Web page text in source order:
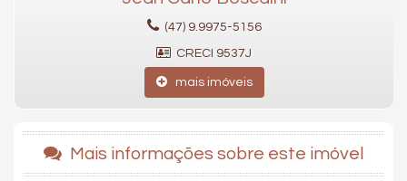
284.93 área privativa em m²;
Ar Condicionado
Churrasqueira
Piso Porcelanato
(47) 9.9975-5156
CRECI 9537J
mais imóveis
Mais informações sobre este imóvel